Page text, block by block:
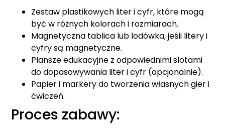
Zestaw plastikowych liter i cyfr, które mogą
być w różnych kolorach i rozmiarach.
Magnetyczna tablica lub lodówka, jeśli litery i
cyfry są magnetyczne.
Plansze edukacyjne z odpowiednimi slotami
do dopasowywania liter i cyfr (opcjonalnie).
Papier i markery do tworzenia własnych gier i
ćwiczeń.
Proces zabawy: